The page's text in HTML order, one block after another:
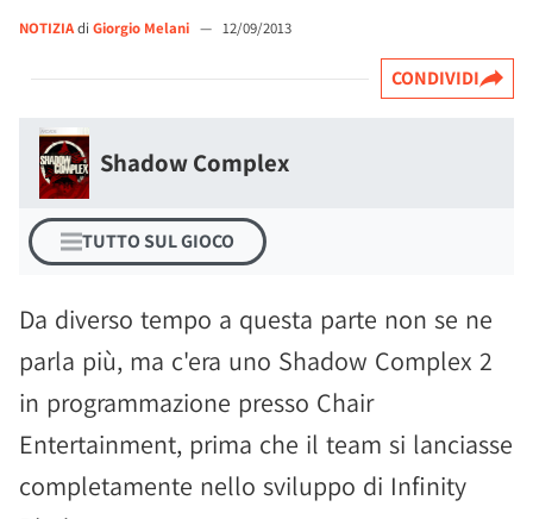
NOTIZIAdi Giorgio Melani — 12/09/2013
CONDIVIDI
Shadow Complex
TUTTO SUL GIOCO
Da diverso tempo a questa parte non se ne
parla più, ma c'era uno Shadow Complex 2
in programmazione presso Chair
Entertainment, prima che il team si lanciasse
completamente nello sviluppo di Infinity